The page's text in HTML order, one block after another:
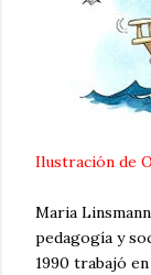
Ilustración de
Maria
pedagogía y
1990 trabajó